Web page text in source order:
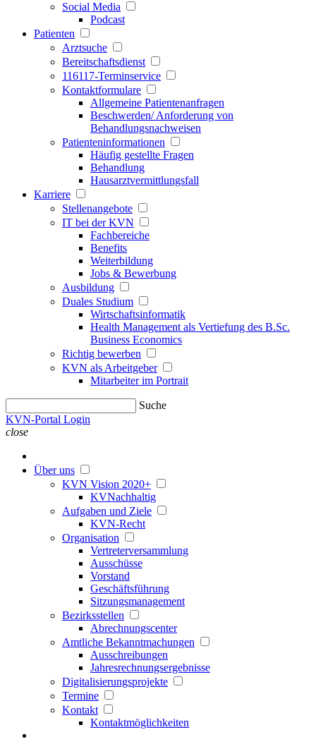
Social Media
Podcast
Patienten
Arztsuche
Bereitschaftsdienst
116117-Terminservice
Kontaktformulare
Allgemeine Patientenanfragen
Beschwerden/ Anforderung von
Behandlungsnachweisen
Patienteninformationen
Häufig gestellte Fragen
Behandlung
Hausarztvermittlungsfall
Karriere
Stellenangebote
IT bei der KVN
Fachbereiche
Benefits
Weiterbildung
Jobs & Bewerbung
Ausbildung
Duales Studium
Wirtschaftsinformatik
Health Management als Vertiefung des B.Sc.
Business Economics
Richtig bewerben
KVN als Arbeitgeber
Mitarbeiter im Portrait
Suche
KVN-Portal Login
close
Über uns
KVN Vision 2020+
KVNachhaltig
Aufgaben und Ziele
KVN-Recht
Organisation
Vertreterversammlung
Ausschüsse
Vorstand
Geschäftsführung
Sitzungsmanagement
Bezirksstellen
Abrechnungscenter
Amtliche Bekanntmachungen
Ausschreibungen
Jahresrechnungsergebnisse
Digitalisierungsprojekte
Termine
Kontakt
Kontaktmöglichkeiten